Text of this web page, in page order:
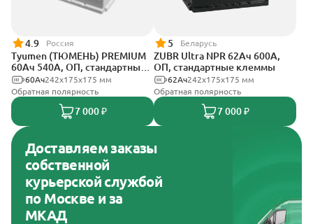
4.9 Россия
Tyumen (ТЮМЕНЬ) PREMIUM
60Ач 540А, ОП, стандартные
клеммы242х175х175 мм
60Ач
Обратная полярность
7 000 ₽
5 Беларусь
ZUBR Ultra NPR 62Ач 600А,
ОП, стандартные клеммы
242х175х175 мм
62Ач
Обратная полярность
7 000 ₽
Доставляем заказы
собственной
курьерской службой
по Москве и за
МКАД